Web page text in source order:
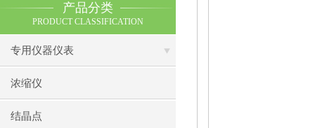
产品分类
PRODUCT CLASSIFICATION
专用仪器仪表
浓缩仪
结晶点